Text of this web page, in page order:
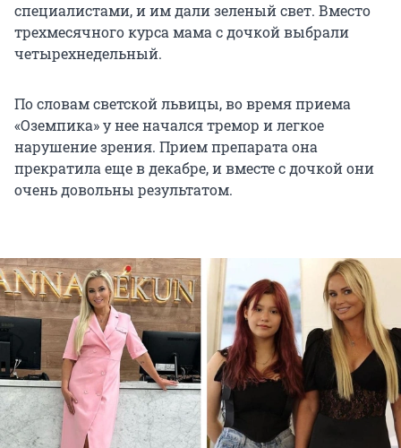
специалистами, и им дали зеленый свет. Вместо
трехмесячного курса мама с дочкой выбрали
четырехнедельный.
По словам светской львицы, во время приема
«Оземпика» у нее начался тремор и легкое
нарушение зрения. Прием препарата она
прекратила еще в декабре, и вместе с дочкой они
очень довольны результатом.